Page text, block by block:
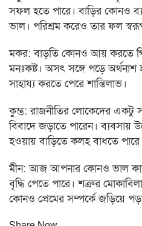
সফল হতে পারে। বাড়ির কোনও
ভাল। পরিশ্রম করেও তার ফল
মকর: বাড়তি কোনও আয় করতে
মনঃকষ্ট। অসৎ সঙ্গে পড়ে
সাহায্য করতে পেরে শান্তিলাভ।
কুম্ভ: রাজনীতির লোকেদের একটু
বিবাদে জড়াতে পারেন। ব্যবসায়
হওয়ায় বাড়িতে কলহ বাধতে
মীন: আজ আপনার কোনও ভাল
বৃদ্ধি পেতে পারে। শত্রুর
কোনও প্রেমের সম্পর্কে জড়িয়ে